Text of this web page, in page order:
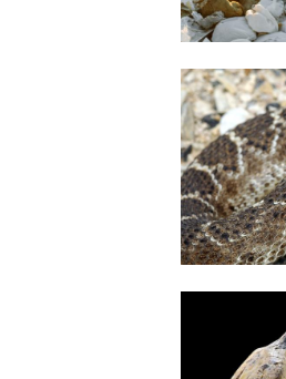
Image